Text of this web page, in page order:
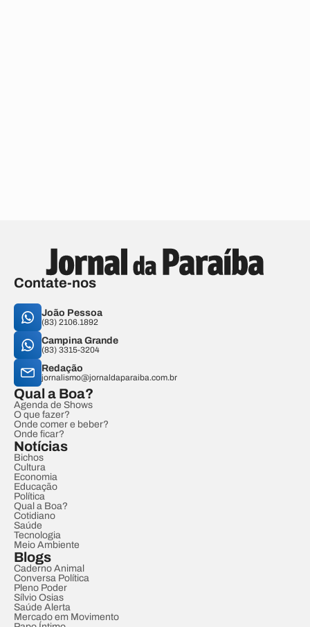
Contate-nos
João Pessoa
(83) 2106.1892
Campina Grande
(83) 3315-3204
Redação
jornalismo@jornaldaparaiba.com.br
Qual a Boa?
Agenda de Shows
O que fazer?
Onde comer e beber?
Onde ficar?
Notícias
Bichos
Cultura
Economia
Educação
Política
Qual a Boa?
Cotidiano
Saúde
Tecnologia
Meio Ambiente
Blogs
Caderno Animal
Conversa Política
Pleno Poder
Sílvio Osias
Saúde Alerta
Mercado em Movimento